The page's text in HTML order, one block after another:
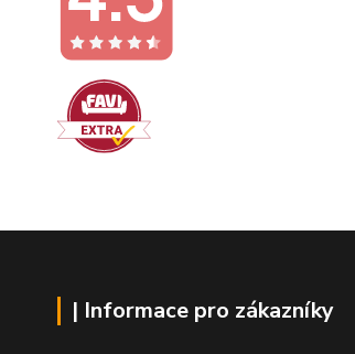
| Informace pro zákazníky